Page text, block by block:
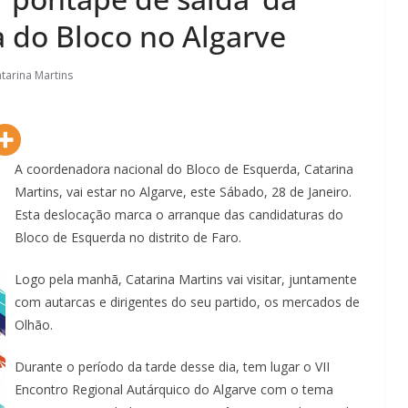
Bloco no Algarve
Martins
A coordenadora nacional do Bloco de Esquerda, Catarina
Martins, vai estar no Algarve, este Sábado, 28 de Janeiro.
Esta deslocação marca o arranque das candidaturas do
Bloco de Esquerda no distrito de Faro.
Logo pela manhã, Catarina Martins vai visitar, juntamente
com autarcas e dirigentes do seu partido, os mercados de
Olhão.
Durante o período da tarde desse dia, tem lugar o VII
Encontro Regional Autárquico do Algarve com o tema